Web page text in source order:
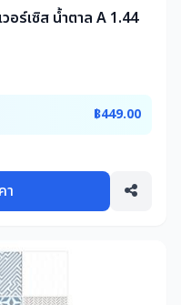
อร์เซิส น้ำตาล A 1.44
฿449.00
า